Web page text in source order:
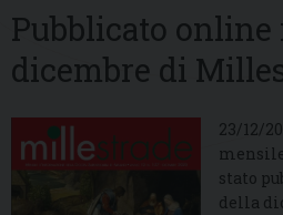
Pubblicato
dicembre di
23/12/
stato
della